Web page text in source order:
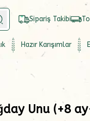
Sipariş Takibi
Hazır Karışımlar
Unu (+8